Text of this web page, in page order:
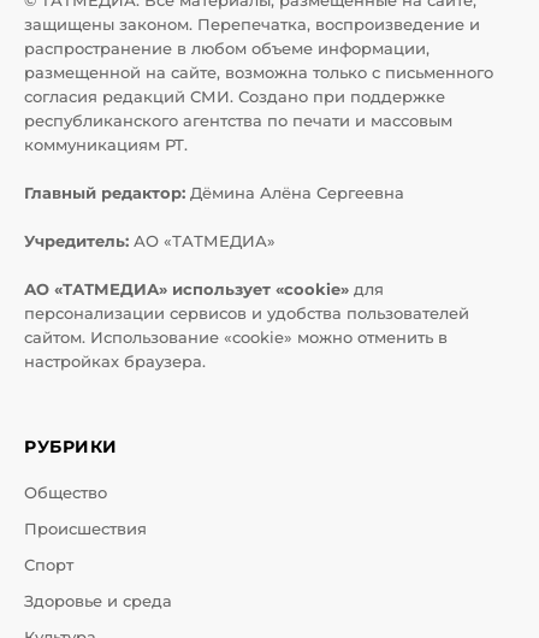
защищены законом. Перепечатка, воспроизведение и
распространение в любом объеме информации,
размещенной на сайте, возможна только с письменного
согласия редакций СМИ. Создано при поддержке
республиканского агентства по печати и массовым
коммуникациям РТ.
Главный редактор: Дёмина Алёна Сергеевна
Учредитель: АО «ТАТМЕДИА»
АО «ТАТМЕДИА» использует «cookie» для
персонализации сервисов и удобства пользователей
сайтом. Использование «cookie» можно отменить в
настройках браузера.
РУБРИКИ
Общество
Происшествия
Спорт
Здоровье и среда